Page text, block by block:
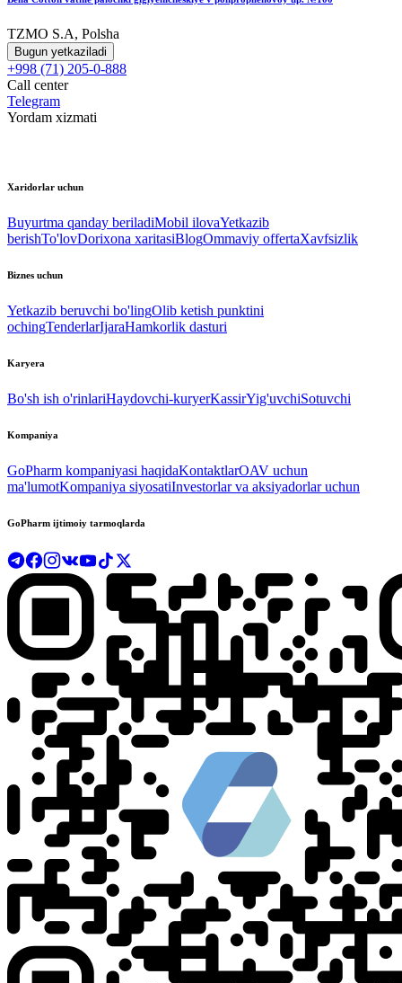
TZMO S.A, Polsha
Bugun yetkaziladi
+998 (71) 205-0-888
Call center
Telegram
Yordam xizmati
Xaridorlar uchun
Buyurtma qanday beriladiMobil ilovaYetkazib
berishTo'lovDorixona xaritasiBlogOmmaviy offertaXavfsizlik
Biznes uchun
Yetkazib beruvchi bo'lingOlib ketish punktini
ochingTenderlarIjaraHamkorlik dasturi
Karyera
Bo'sh ish o'rinlariHaydovchi-kuryerKassirYig'uvchiSotuvchi
Kompaniya
GoPharm kompaniyasi haqidaKontaktlarOAV uchun
ma'lumotKompaniya siyosatiInvestorlar va aksiyadorlar uchun
GoPharm ijtimoiy tarmoqlarda